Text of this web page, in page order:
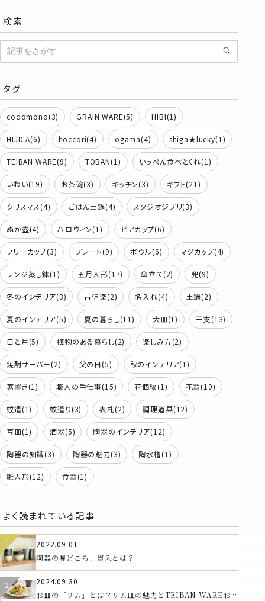
検索
タグ
codomono(3) GRAIN WARE(5) HIBI(1)
HIJICA(6) hoccori(4) ogama(4) shiga★lucky(1)
TEIBAN WARE(9) TOBAN(1) いっぺん食べとくれ(1)
いわい(19) お茶碗(3) キッチン(3) ギフト(21)
クリスマス(4) ごはん土鍋(4) スタジオジブリ(3)
ぬか壺(4) ハロウィン(1) ビアカップ(6)
フリーカップ(3) プレート(9) ボウル(6) マグカップ(4)
レンジ蒸し鉢(1) 五月人形(17) 傘立て(2) 兜(9)
冬のインテリア(3) 古信楽(2) 名入れ(4) 土鍋(2)
夏のインテリア(5) 夏の暮らし(11) 大皿(1) 干支(13)
日と月(5) 植物のある暮らし(2) 楽しみ方(2)
焼酎サーバー(2) 父の日(5) 秋のインテリア(1)
箸置き(1) 職人の手仕事(15) 花個紋(1) 花器(10)
蚊遣(1) 蚊遣り(3) 表札(2) 調理道具(12)
豆皿(1) 酒器(5) 陶器のインテリア(12)
陶器の知識(3) 陶器の魅力(3) 陶水槽(1)
雛人形(12) 食器(1)
よく読まれている記事
2022.09.01
陶器の見どころ、貫入とは？
2024.09.30
お皿の「リム」とは？リム皿の魅力とTEIBAN WAREおす